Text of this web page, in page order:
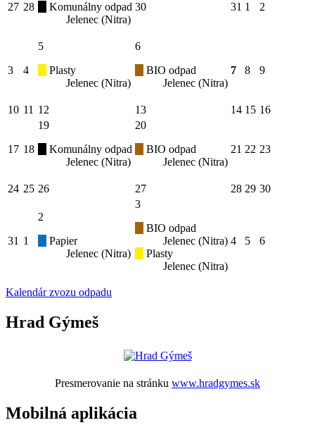
27 28
Komunálny odpad
Jelenec (Nitra)
30 31 1 2
3 4
5
Plasty
Jelenec (Nitra)
6
BIO odpad
Jelenec (Nitra)
7 8 9
10 11 12 13 14 15 16
17 18
19
Komunálny odpad
Jelenec (Nitra)
20
BIO odpad
Jelenec (Nitra)
21 22 23
24 25 26 27 28 29 30
31 1
2
Papier
Jelenec (Nitra)
3
BIO odpad
Jelenec (Nitra)
Plasty
Jelenec (Nitra)
4 5 6
Kalendár zvozu odpadu
Hrad Gýmeš
Presmerovanie na stránku www.hradgymes.sk
Mobilná aplikácia